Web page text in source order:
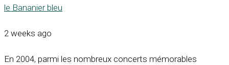
le Bananier bleu
2 weeks ago
En 2004, parmi les nombreux concerts mémorables